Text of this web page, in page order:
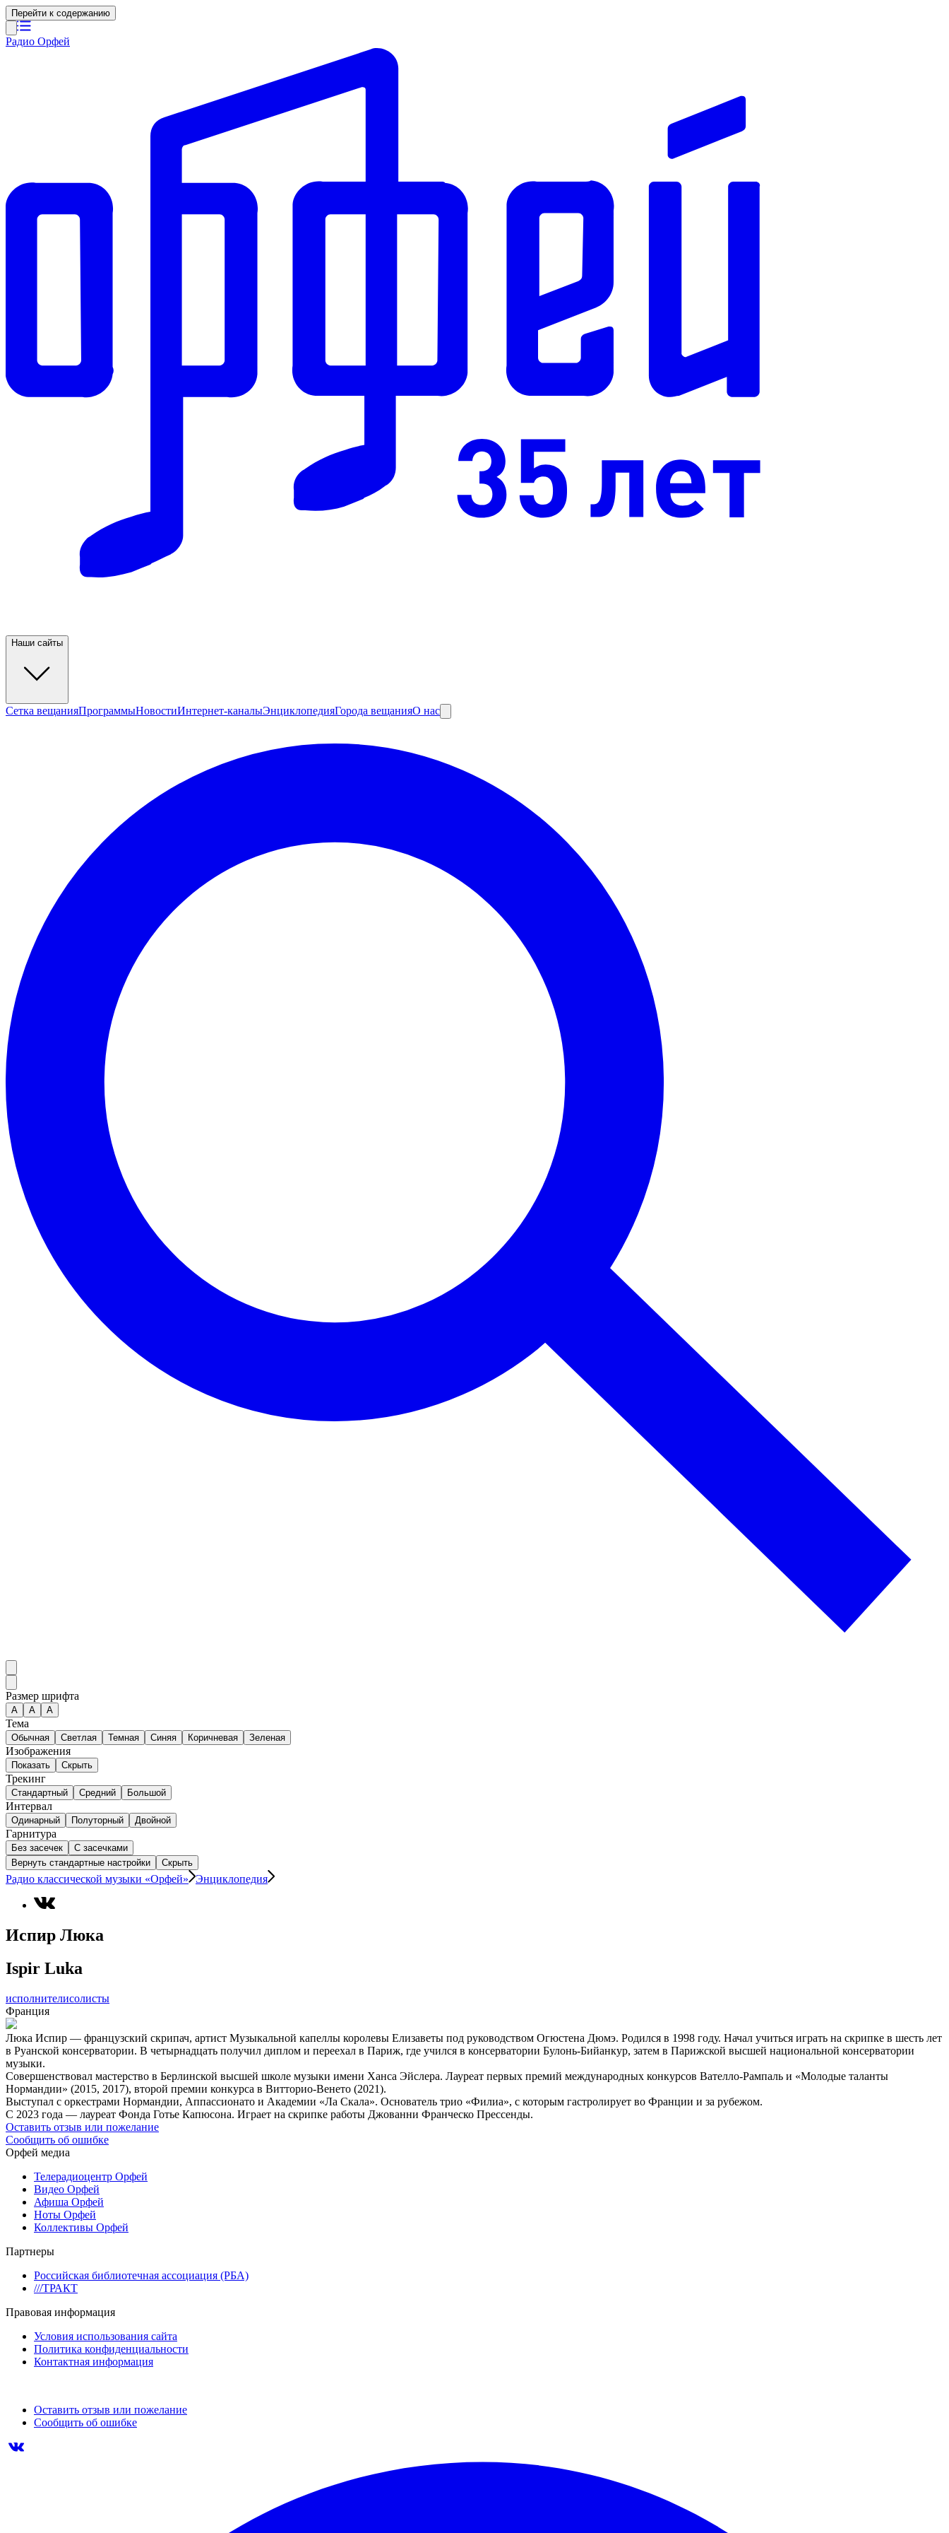
Перейти к содержанию
Радио Орфей
Наши сайты
Сетка вещанияПрограммыНовостиИнтернет-каналыЭнциклопедияГорода вещанияО нас
Размер шрифта
А A A
Тема
Обычная Светлая Темная Синяя Коричневая Зеленая
Изображения
Показать Скрыть
Трекинг
Стандартный Средний Большой
Интервал
Одинарный Полуторный Двойной
Гарнитура
Без засечек
С засечками
Вернуть стандартные настройки
Скрыть
Радио классической музыки «Орфей» Энциклопедия
Испир Люка
Ispir Luka
исполнителисолисты
Франция
Люка Испир — французский скрипач, артист Музыкальной капеллы королевы Елизаветы под руководством Огюстена Дюмэ. Родился в 1998 году. Начал учиться играть на скрипке в шесть лет
в Руанской консерватории. В четырнадцать получил диплом и переехал в Париж, где учился в консерватории Булонь-Бийанкур, затем в Парижской высшей национальной консерватории
музыки.
Совершенствовал мастерство в Берлинской высшей школе музыки имени Ханса Эйслера. Лауреат первых премий международных конкурсов Вателло-Рампаль и «Молодые таланты
Нормандии» (2015, 2017), второй премии конкурса в Витторио-Венето (2021).
Выступал с оркестрами Нормандии, Аппассионато и Академии «Ла Скала». Основатель трио «Филиа», с которым гастролирует во Франции и за рубежом.
С 2023 года — лауреат Фонда Готье Капюсона. Играет на скрипке работы Джованни Франческо Прессенды.
Оставить отзыв или пожелание
Сообщить об ошибке
Орфей медиа
Телерадиоцентр Орфей
Видео Орфей
Афиша Орфей
Ноты Орфей
Коллективы Орфей
Партнеры
Российская библиотечная ассоциация (РБА)
///ТРАКТ
Правовая информация
Условия использования сайта
Политика конфиденциальности
Контактная информация
Оставить отзыв или пожелание
Сообщить об ошибке